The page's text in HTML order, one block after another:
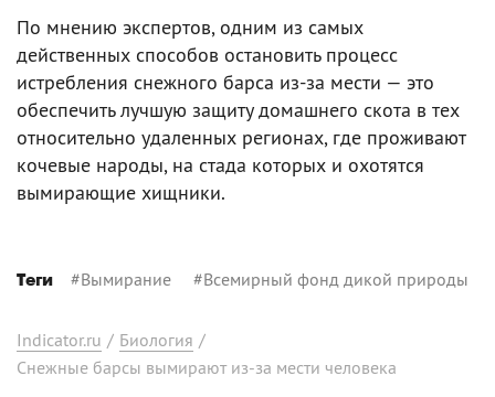
По мнению экспертов, одним из самых
действенных способов остановить процесс
истребления снежного барса из-за мести — это
обеспечить лучшую защиту домашнего скота в тех
относительно удаленных регионах, где проживают
кочевые народы, на стада которых и охотятся
вымирающие хищники.
Теги #Вымирание #Всемирный фонд дикой природы
Indicator.ru / Биология /
Снежные барсы вымирают из-за мести человека